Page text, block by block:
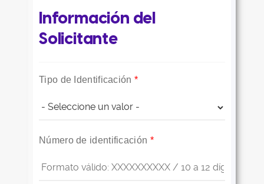
Información del
Solicitante
Tipo de Identificación *
Número de identificación *